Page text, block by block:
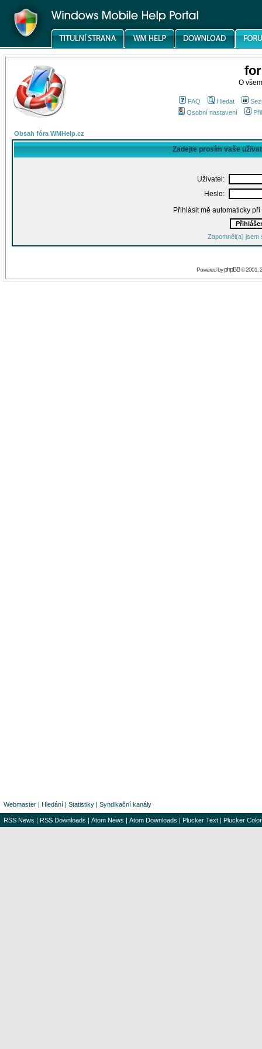
O
FAQ Hledat
Osobní nastavení
Obsah fóra WMHelp.cz
Zadejte prosím vaše
Uživatel:
Heslo:
Přihlásit mě automaticky
Zapomněl(a) jsem
Powered byphpBB© 2001,
Webmaster | Hledání | Statistiky | Syndikační kanály
RSS News | RSS Downloads | Atom News | Atom Downloads | Plucker Text | Plucker Color